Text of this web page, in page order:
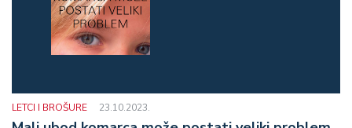
LETCI I BROŠURE 23.10.2023.